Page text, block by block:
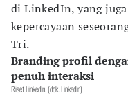
di LinkedIn, yang
kepercayaan
Tri.
Branding profil
penuh interaksi
Riset LinkedIn. (dok. LinkedIn)